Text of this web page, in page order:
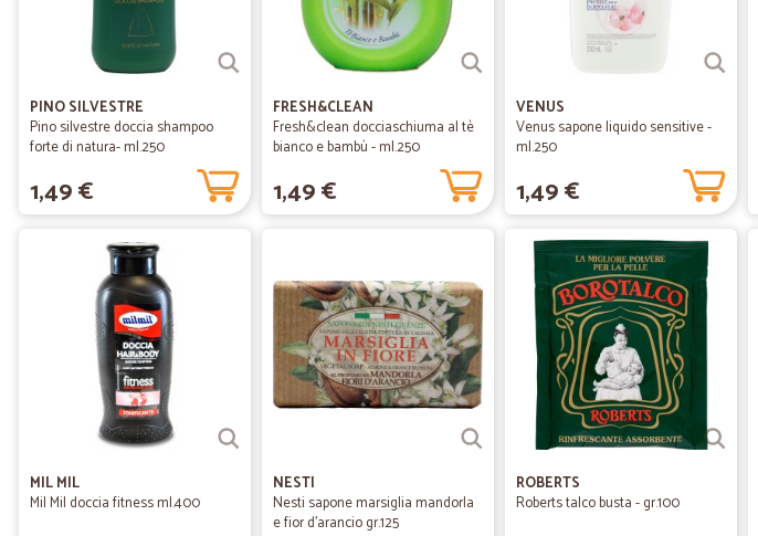
PINO SILVESTRE
Pino silvestre doccia shampoo
forte di natura- ml.250
1,49 €
FRESH&CLEAN
Fresh&clean docciaschiuma al tè
bianco e bambù - ml.250
1,49 €
VENUS
Venus sapone liquido sensitive -
ml.250
1,49 €
MIL MIL
Mil Mil doccia fitness ml.400
NESTI
Nesti sapone marsiglia mandorla
e fior d'arancio gr.125
ROBERTS
Roberts talco busta - gr.100